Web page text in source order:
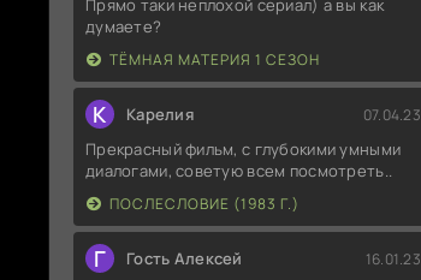
Прямо таки неплохой сериал) а вы как
думаете?
ТЁМНАЯ МАТЕРИЯ 1 СЕЗОН
К Карелия 07.04.23
Прекрасный фильм, с глубокими умными
диалогами, советую всем посмотреть..
ПОСЛЕСЛОВИЕ (1983 Г.)
Г Гость Алексей 16.01.23